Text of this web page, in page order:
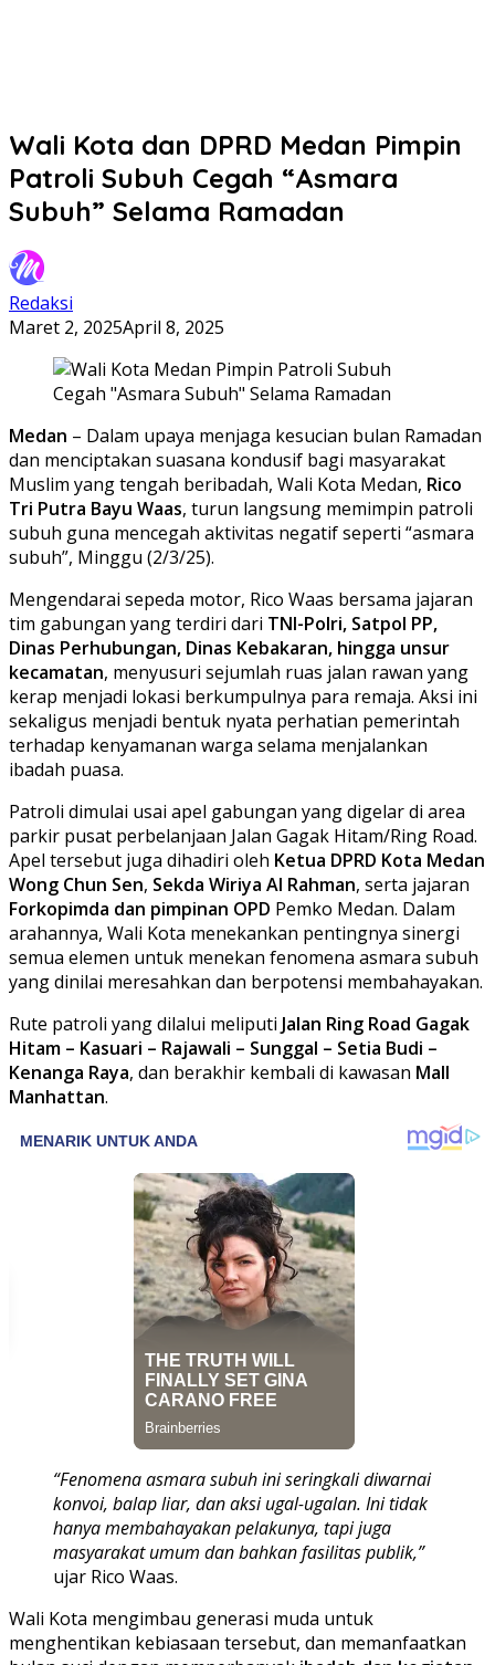
Wali Kota dan DPRD Medan Pimpin
Patroli Subuh Cegah “Asmara
Subuh” Selama Ramadan
Redaksi
Maret 2, 2025April 8, 2025
Medan – Dalam upaya menjaga kesucian bulan Ramadan
dan menciptakan suasana kondusif bagi masyarakat
Muslim yang tengah beribadah, Wali Kota Medan, Rico
Tri Putra Bayu Waas, turun langsung memimpin patroli
subuh guna mencegah aktivitas negatif seperti “asmara
subuh”, Minggu (2/3/25).
Mengendarai sepeda motor, Rico Waas bersama jajaran
tim gabungan yang terdiri dari TNI-Polri, Satpol PP,
Dinas Perhubungan, Dinas Kebakaran, hingga unsur
kecamatan, menyusuri sejumlah ruas jalan rawan yang
kerap menjadi lokasi berkumpulnya para remaja. Aksi ini
sekaligus menjadi bentuk nyata perhatian pemerintah
terhadap kenyamanan warga selama menjalankan
ibadah puasa.
Patroli dimulai usai apel gabungan yang digelar di area
parkir pusat perbelanjaan Jalan Gagak Hitam/Ring Road.
Apel tersebut juga dihadiri oleh Ketua DPRD Kota Medan
Wong Chun Sen, Sekda Wiriya Al Rahman, serta jajaran
Forkopimda dan pimpinan OPD Pemko Medan. Dalam
arahannya, Wali Kota menekankan pentingnya sinergi
semua elemen untuk menekan fenomena asmara subuh
yang dinilai meresahkan dan berpotensi membahayakan.
Rute patroli yang dilalui meliputi Jalan Ring Road Gagak
Hitam – Kasuari – Rajawali – Sunggal – Setia Budi –
Kenanga Raya, dan berakhir kembali di kawasan Mall
Manhattan.
“Fenomena asmara subuh ini seringkali diwarnai
konvoi, balap liar, dan aksi ugal-ugalan. Ini tidak
hanya membahayakan pelakunya, tapi juga
masyarakat umum dan bahkan fasilitas publik,”
ujar Rico Waas.
Wali Kota mengimbau generasi muda untuk
menghentikan kebiasaan tersebut, dan memanfaatkan